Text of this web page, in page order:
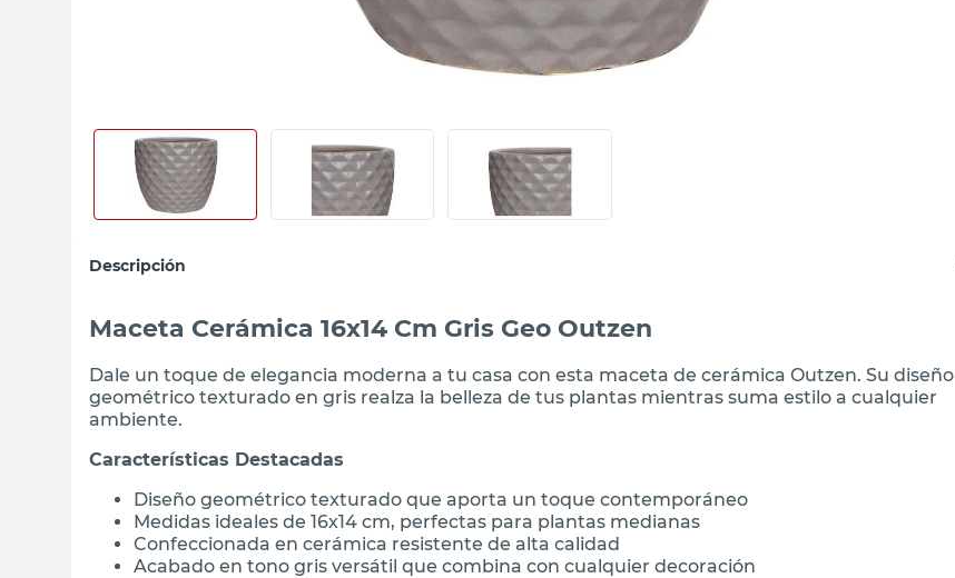
Descripción
Maceta Cerámica 16x14 Cm Gris Geo Outzen
Dale un toque de elegancia moderna a tu casa con esta maceta de cerámica Outzen. Su diseño
geométrico texturado en gris realza la belleza de tus plantas mientras suma estilo a cualquier
ambiente.
Características Destacadas
Diseño geométrico texturado que aporta un toque contemporáneo
Medidas ideales de 16x14 cm, perfectas para plantas medianas
Confeccionada en cerámica resistente de alta calidad
Acabado en tono gris versátil que combina con cualquier decoración